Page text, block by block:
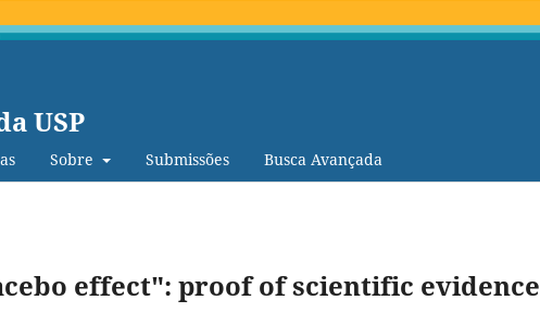
USP
Sobre Submissões Busca Avançada
effect": proof of scientific evidence